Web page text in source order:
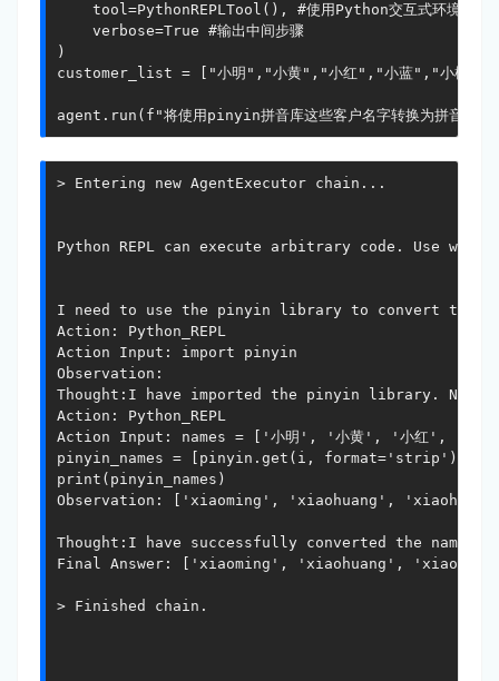
tool=PythonREPLTool(), #使用Python交互式环境工具
    verbose=True #输出中间步骤
)
customer_list = ["小明","小黄","小红","小蓝","小橘","
agent.run(f"将使用pinyin拼音库这些客户名字转换为拼音
> Entering new AgentExecutor chain...
Python REPL can execute arbitrary code. Use with
I need to use the pinyin library to convert the
Action: Python_REPL
Action Input: import pinyin
Observation:
Thought:I have imported the pinyin library. Now
Action: Python_REPL
Action Input: names = ['小明', '小黄', '小红', '小
pinyin_names = [pinyin.get(i, format='strip') for
print(pinyin_names)
Observation: ['xiaoming', 'xiaohuang',
Thought:I have successfully converted the
Final Answer: ['xiaoming', 'xiaohuang',
> Finished chain.